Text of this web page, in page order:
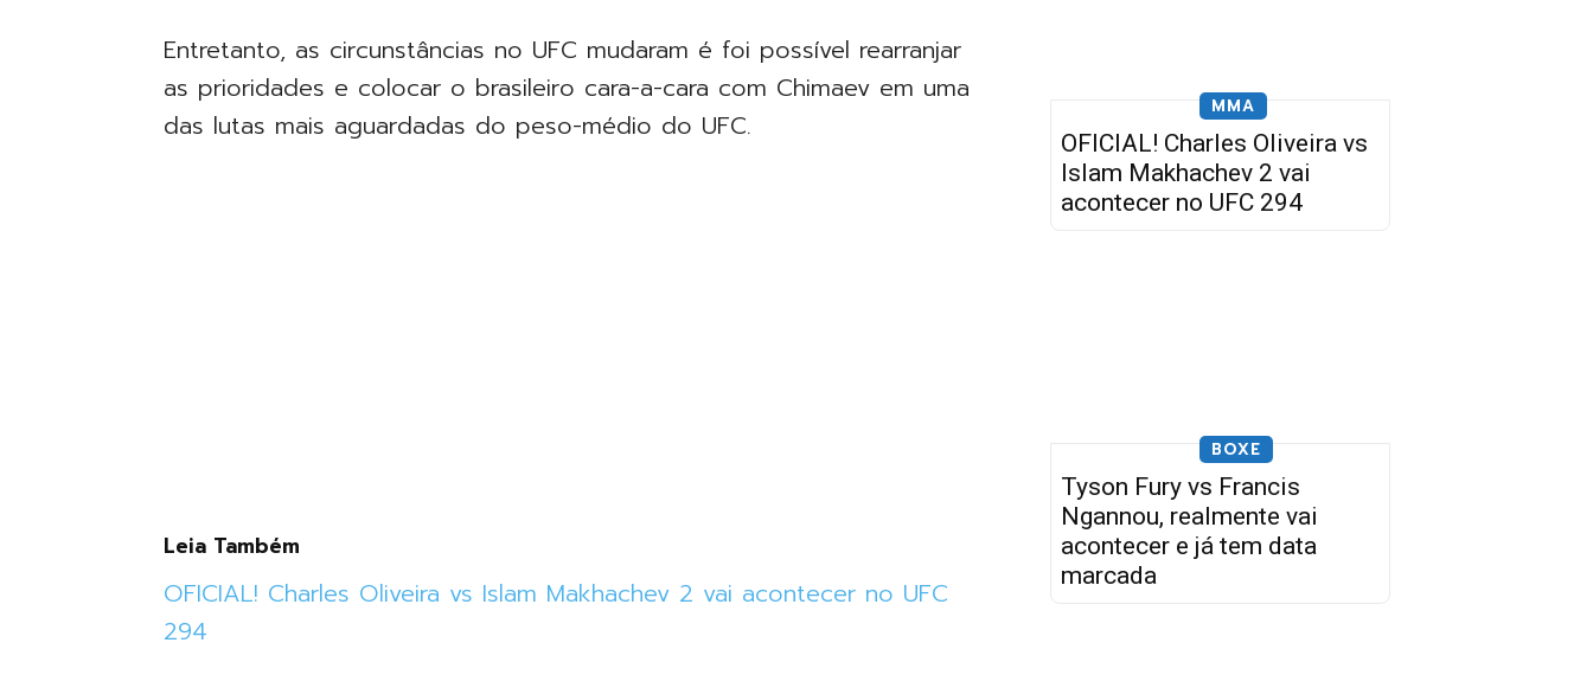
Entretanto, as circunstâncias no UFC mudaram é foi possível rearranjar
as prioridades e colocar o brasileiro cara-a-cara com Chimaev em uma
das lutas mais aguardadas do peso-médio do UFC.
Leia Também
OFICIAL! Charles Oliveira vs Islam Makhachev 2 vai acontecer no UFC
294
MMA
OFICIAL! Charles Oliveira vs
Islam Makhachev 2 vai
acontecer no UFC 294
BOXE
Tyson Fury vs Francis
Ngannou, realmente vai
acontecer e já tem data
marcada